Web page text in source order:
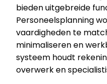
bieden uitgebreide
Personeelsplanning
vaardigheden te
minimaliseren en
systeem houdt
overwerk en